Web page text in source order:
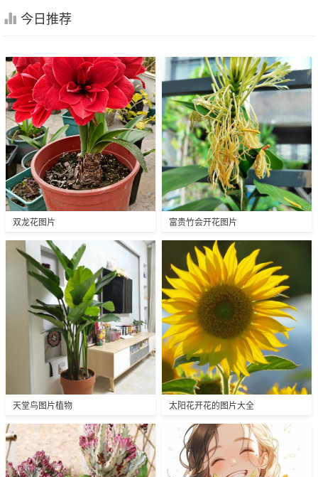
今日推荐
双龙花图片 富贵竹会开花图片
天堂鸟图片植物 太阳花开花的图片大全